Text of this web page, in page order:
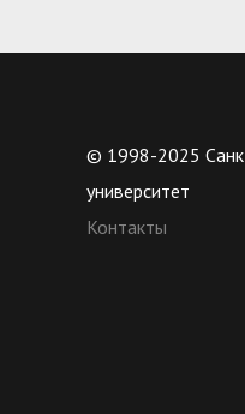
© 1998-2025
университет
Контакты